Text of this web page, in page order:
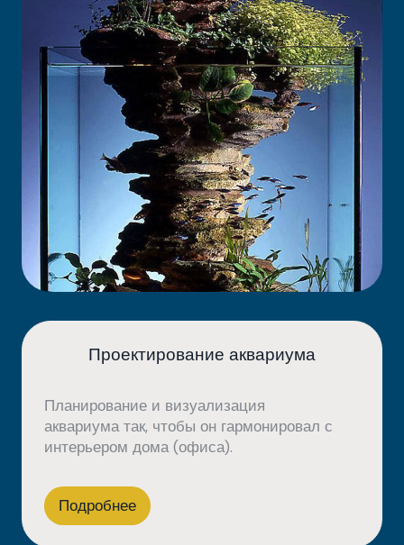
Проектирование аквариума
Планирование и визуализация
аквариума так, чтобы он гармонировал с
интерьером дома (офиса).
Подробнее